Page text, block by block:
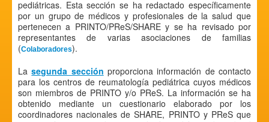
pediátricas. Esta sección se ha redactado específicamente
por un grupo de médicos y profesionales de la salud que
pertenecen a PRINTO/PReS/SHARE y se ha revisado por
representantes de varias asociaciones de familias
(Colaboradores).
Lasegunda sección proporciona información de contacto
para los centros de reumatología pediátrica cuyos médicos
son miembros de PRINTO y/o PReS. La información se ha
obtenido mediante un cuestionario elaborado por los
coordinadores nacionales de SHARE, PRINTO y PReS que